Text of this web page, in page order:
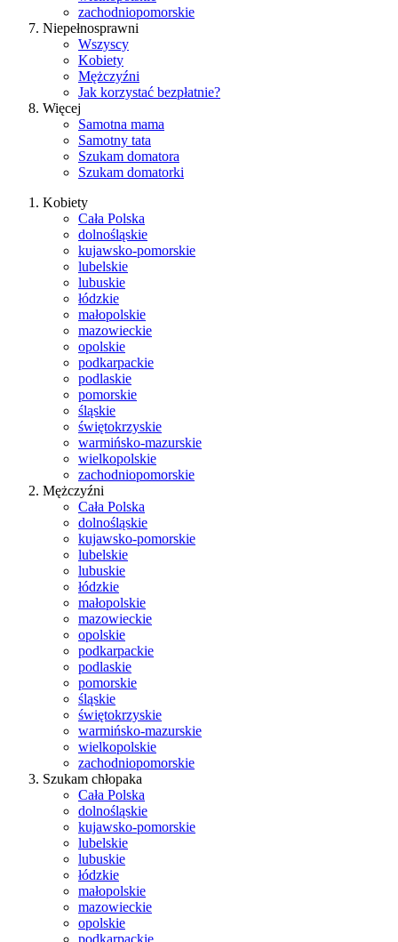
zachodniopomorskie
Niepełnosprawni
Wszyscy
Kobiety
Mężczyźni
Jak korzystać bezpłatnie?
Więcej
Samotna mama
Samotny tata
Szukam domatora
Szukam domatorki
Kobiety
Cała Polska
dolnośląskie
kujawsko-pomorskie
lubelskie
lubuskie
łódzkie
małopolskie
mazowieckie
opolskie
podkarpackie
podlaskie
pomorskie
śląskie
świętokrzyskie
warmińsko-mazurskie
wielkopolskie
zachodniopomorskie
Mężczyźni
Cała Polska
dolnośląskie
kujawsko-pomorskie
lubelskie
lubuskie
łódzkie
małopolskie
mazowieckie
opolskie
podkarpackie
podlaskie
pomorskie
śląskie
świętokrzyskie
warmińsko-mazurskie
wielkopolskie
zachodniopomorskie
Szukam chłopaka
Cała Polska
dolnośląskie
kujawsko-pomorskie
lubelskie
lubuskie
łódzkie
małopolskie
mazowieckie
opolskie
podkarpackie